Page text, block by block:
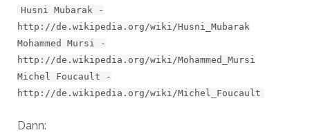
Husni Mubarak -
http://de.wikipedia.org/wiki/Husni_Mubarak
Mohammed Mursi -
http://de.wikipedia.org/wiki/Mohammed_Mursi
Michel Foucault -
http://de.wikipedia.org/wiki/Michel_Foucault
Dann: